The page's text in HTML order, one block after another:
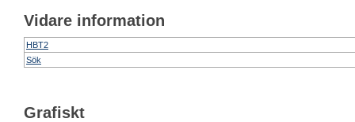
Vidare information
HBT2
Sök
Grafiskt